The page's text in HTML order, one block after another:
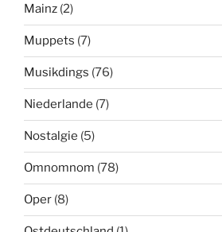
Mainz (2)
Muppets (7)
Musikdings (76)
Niederlande (7)
Nostalgie (5)
Omnomnom (78)
Oper (8)